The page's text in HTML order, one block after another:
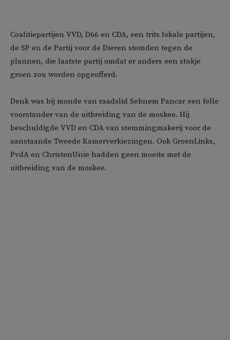
Coalitiepartijen VVD, D66 en CDA, een trits lokale partijen,
de SP en de Partij voor de Dieren stemden tegen de
plannen, die laatste partij omdat er anders een stukje
groen zou worden opgeofferd.
Denk was bij monde van raadslid Sebnem Pancar een felle
voorstander van de uitbreiding van de moskee. Hij
beschuldigde VVD en CDA van stemmingmakerij voor de
aanstaande Tweede Kamerverkiezingen. Ook GroenLinks,
PvdA en ChristenUnie hadden geen moeite met de
uitbreiding van de moskee.